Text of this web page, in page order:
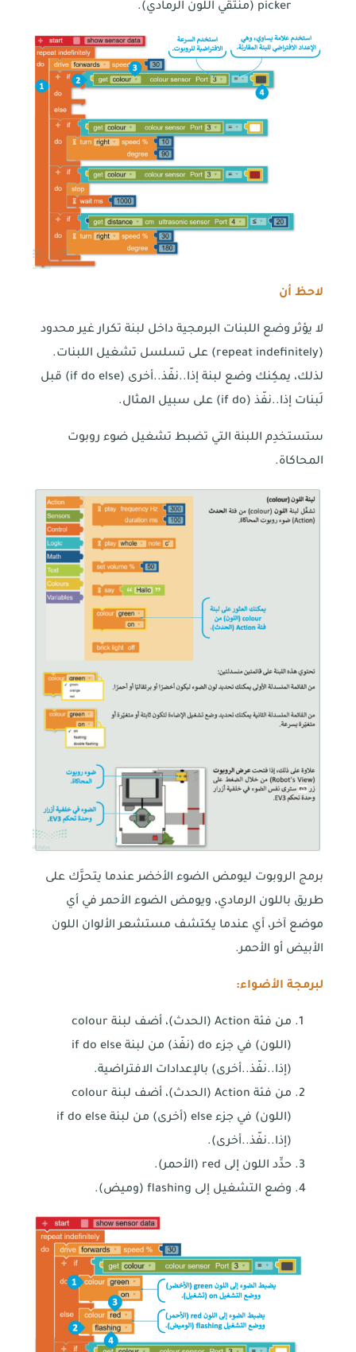
picker (منتقي اللون الرمادي).
لاحظ أن
لا يؤثر وضع اللبنات البرمجية داخل لبنة تكرار غير محدود
(repeat indefinitely) على تسلسل تشغيل اللبنات.
لذلك، يمكِنك وضع لبنة إذا..نفّذ..أخرى (if do else) قبل
لَبنات إذا..نفّذ (if do) على سبيل المثال.
ستستخدِم اللبنة التي تضبط تشغيل ضوء روبوت
المحاكاة.
برمج الروبوت ليومض الضوء الأخضر عندما يتحرَّك على
طريق باللون الرمادي، ويومض الضوء الأحمر في أي
موضع آخر، أي عندما يكتشف مستشعر الألوان اللون
الأبيض أو الأحمر.
لبرمجة الأضواء:
من فئة Action (الحدث)، أضف لبنة colour
(اللون) في جزء do (نفّذ) من لبنة if do else
(إذا..نفّذ..أخرى) بالإعدادات الافتراضية.
من فئة Action (الحدث)، أضف لبنة colour
(اللون) في جزء else (أخرى) من لبنة if do else
(إذا..نفّذ..أخرى).
حدِّد اللون إلى red (الأحمر).
وضع التشغيل إلى flashing (وميض).
اتصل بنا